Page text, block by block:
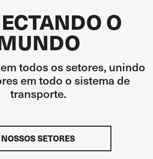
O
todos os setores, unindo
em todo o sistema de
transporte.
NOSSOS SETORES